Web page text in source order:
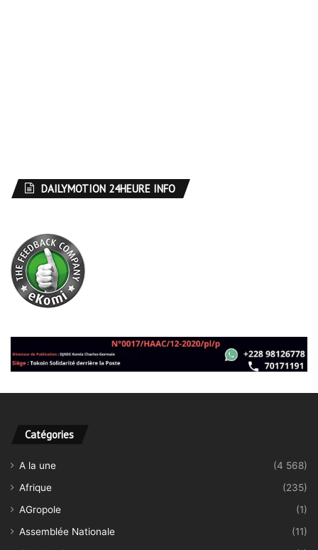
DAILYMOTION 24HEURE INFO
Catégories
A la une
(4 568)
Afrique
(235)
AGropole
(1)
Assemblée Nationale
(11)